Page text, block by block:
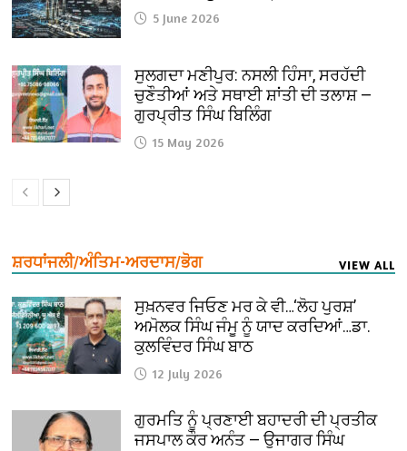
5 June 2026
ਸੁਲਗਦਾ ਮਣੀਪੁਰ: ਨਸਲੀ ਹਿੰਸਾ, ਸਰਹੱਦੀ
ਚੁਣੌਤੀਆਂ ਅਤੇ ਸਥਾਈ ਸ਼ਾਂਤੀ ਦੀ ਤਲਾਸ਼ —
ਗੁਰਪ੍ਰੀਤ ਸਿੰਘ ਬਿਲਿੰਗ
15 May 2026
ਸ਼ਰਧਾਂਜਲੀ/ਅੰਤਿਮ-ਅਰਦਾਸ/ਭੋਗ VIEW ALL
ਸੁਖ਼ਨਵਰ ਜਿਓਣ ਮਰ ਕੇ ਵੀ…‘ਲੋਹ ਪੁਰਸ਼’
ਅਮੋਲਕ ਸਿੰਘ ਜੰਮੂ ਨੂੰ ਯਾਦ ਕਰਦਿਆਂ…ਡਾ.
ਕੁਲਵਿੰਦਰ ਸਿੰਘ ਬਾਠ
12 July 2026
ਗੁਰਮਤਿ ਨੂੰ ਪ੍ਰਣਾਈ ਬਹਾਦਰੀ ਦੀ ਪ੍ਰਤੀਕ
ਜਸਪਾਲ ਕੌਰ ਅਨੰਤ — ਉਜਾਗਰ ਸਿੰਘ